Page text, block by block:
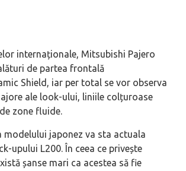
internaționale, Mitsubishi Pajero
de partea frontală
Shield, iar per total se vor observa
ale look-ului, liniile colțuroase
zone fluide.
modelului japonez va sta actuala
upului L200. În ceea ce privește
șanse mari ca acestea să fie